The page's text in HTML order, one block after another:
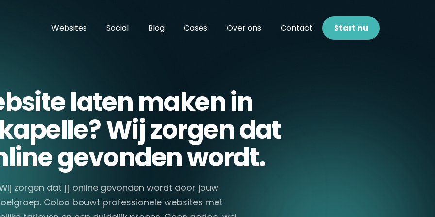
Websites
Social Blog Cases Over ons Contact Start nu
laten maken in
Wij zorgen dat
gevonden wordt.
zorgen dat jij online gevonden wordt door jouw
Coloo bouwt professionele websites met